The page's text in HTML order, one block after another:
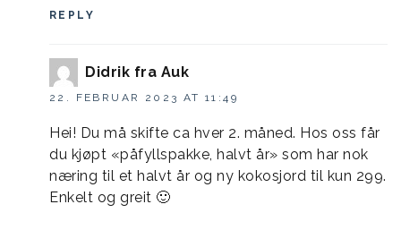
REPLY
Didrik fra Auk
22. FEBRUAR 2023 AT 11:49
Hei! Du må skifte ca hver 2. måned. Hos oss får
du kjøpt «påfyllspakke, halvt år» som har nok
næring til et halvt år og ny kokosjord til kun 299.
Enkelt og greit 🙂